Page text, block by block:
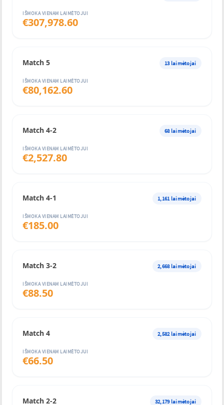
IŠMOKA VIENAM LAIMĖTOJUI
€307,978.60
Match 5 13 laimėtojai
IŠMOKA VIENAM LAIMĖTOJUI
€80,162.60
Match 4-2 68 laimėtojai
IŠMOKA VIENAM LAIMĖTOJUI
€2,527.80
Match 4-1 1,161 laimėtojai
IŠMOKA VIENAM LAIMĖTOJUI
€185.00
Match 3-2 2,668 laimėtojai
IŠMOKA VIENAM LAIMĖTOJUI
€88.50
Match 4 2,582 laimėtojai
IŠMOKA VIENAM LAIMĖTOJUI
€66.50
Match 2-2 32,179 laimėtojai